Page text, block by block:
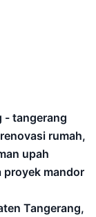
- tangerang
rumah,
upah
proyek mandor
Tangerang,